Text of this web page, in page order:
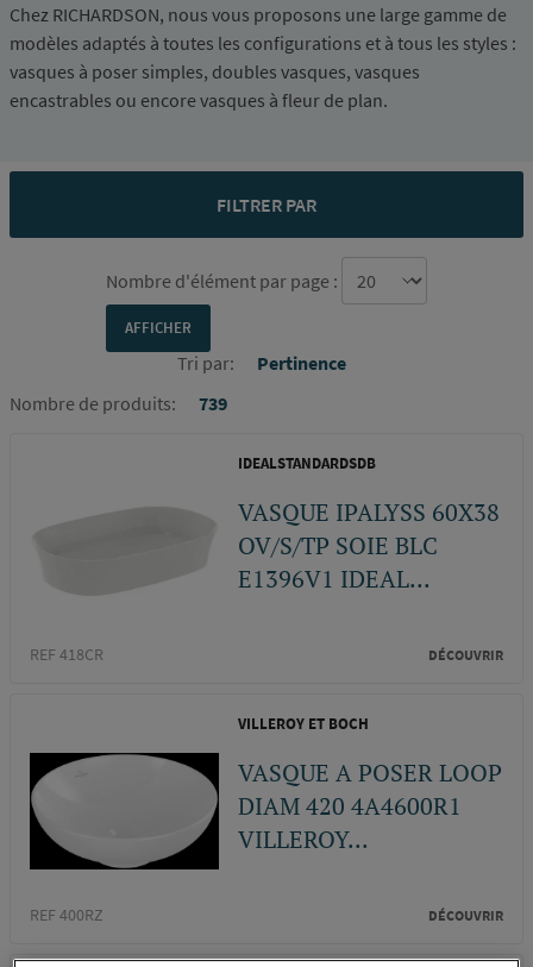
Chez RICHARDSON, nous vous proposons une large gamme de
modèles adaptés à toutes les configurations et à tous les styles :
vasques à poser simples, doubles vasques, vasques
encastrables ou encore vasques à fleur de plan.
FILTRER PAR
Nombre de produits: 739
Nombre d'élément par page :
Tri par: Pertinence
IDEALSTANDARDSDB
VASQUE IPALYSS 60X38
OV/S/TP SOIE BLC
E1396V1 IDEAL...
REF 418CR DÉCOUVRIR
VILLEROY ET BOCH
VASQUE A POSER LOOP
DIAM 420 4A4600R1
VILLEROY...
REF 400RZ DÉCOUVRIR